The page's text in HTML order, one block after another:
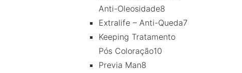
Anti-Oleosidade8
Extralife – Anti-Queda7
Keeping Tratamento
Pós Coloração10
Previa Man8